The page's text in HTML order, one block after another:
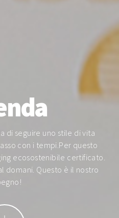
di seguire uno stile di vita
con i tempi. Per questo
ecosostenibile certificato.
domani. Questo è il nostro